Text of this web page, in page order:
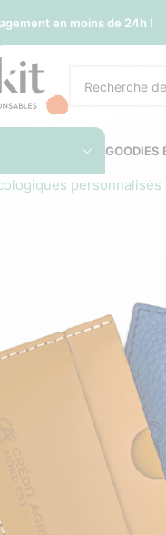
en moins de 24h !
GOODIES
personnalisés